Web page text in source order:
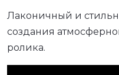
Лаконичный и
создания
ролика.